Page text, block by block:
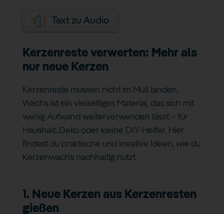
Text zu Audio
Kerzenreste verwerten: Mehr als
nur neue Kerzen
Kerzenreste müssen nicht im Müll landen.
Wachs ist ein vielseitiges Material, das sich mit
wenig Aufwand weiterverwenden lässt – für
Haushalt, Deko oder kleine DIY-Helfer. Hier
findest du praktische und kreative Ideen, wie du
Kerzenwachs nachhaltig nutzt.
1. Neue Kerzen aus Kerzenresten
gießen